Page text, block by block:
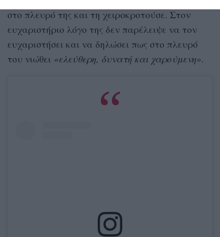
στο πλευρό της και τη χειροκροτούσε. Στον
ευχαριστήριο λόγο της δεν παρέλειψε να τον
ευχαριστήσει και να δηλώσει πως στο πλευρό
του νιώθει «ελεύθερη, δυνατή και χαρούμενη».